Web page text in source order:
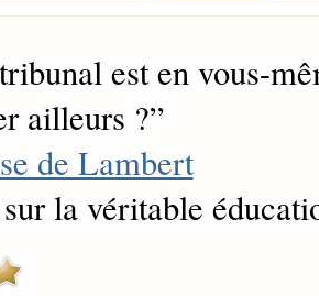
est en vous-
ailleurs ?”
de Lambert
la véritable